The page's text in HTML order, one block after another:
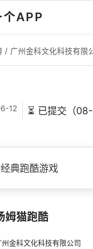
APP
/ 广州金科文化科技有限
12 ⏳ 已提交（
典跑酷游戏
姆猫跑酷
州金科文化科技有限公司